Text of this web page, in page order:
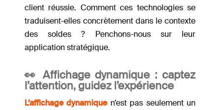
client réussie. Comment ces technologies se
traduisent-elles concrètement dans le contexte
des soldes ? Penchons-nous sur leur
application stratégique.
👀 Affichage dynamique : captez
l’attention, guidez l’expérience
L’affichage dynamiquen’est pas seulement un